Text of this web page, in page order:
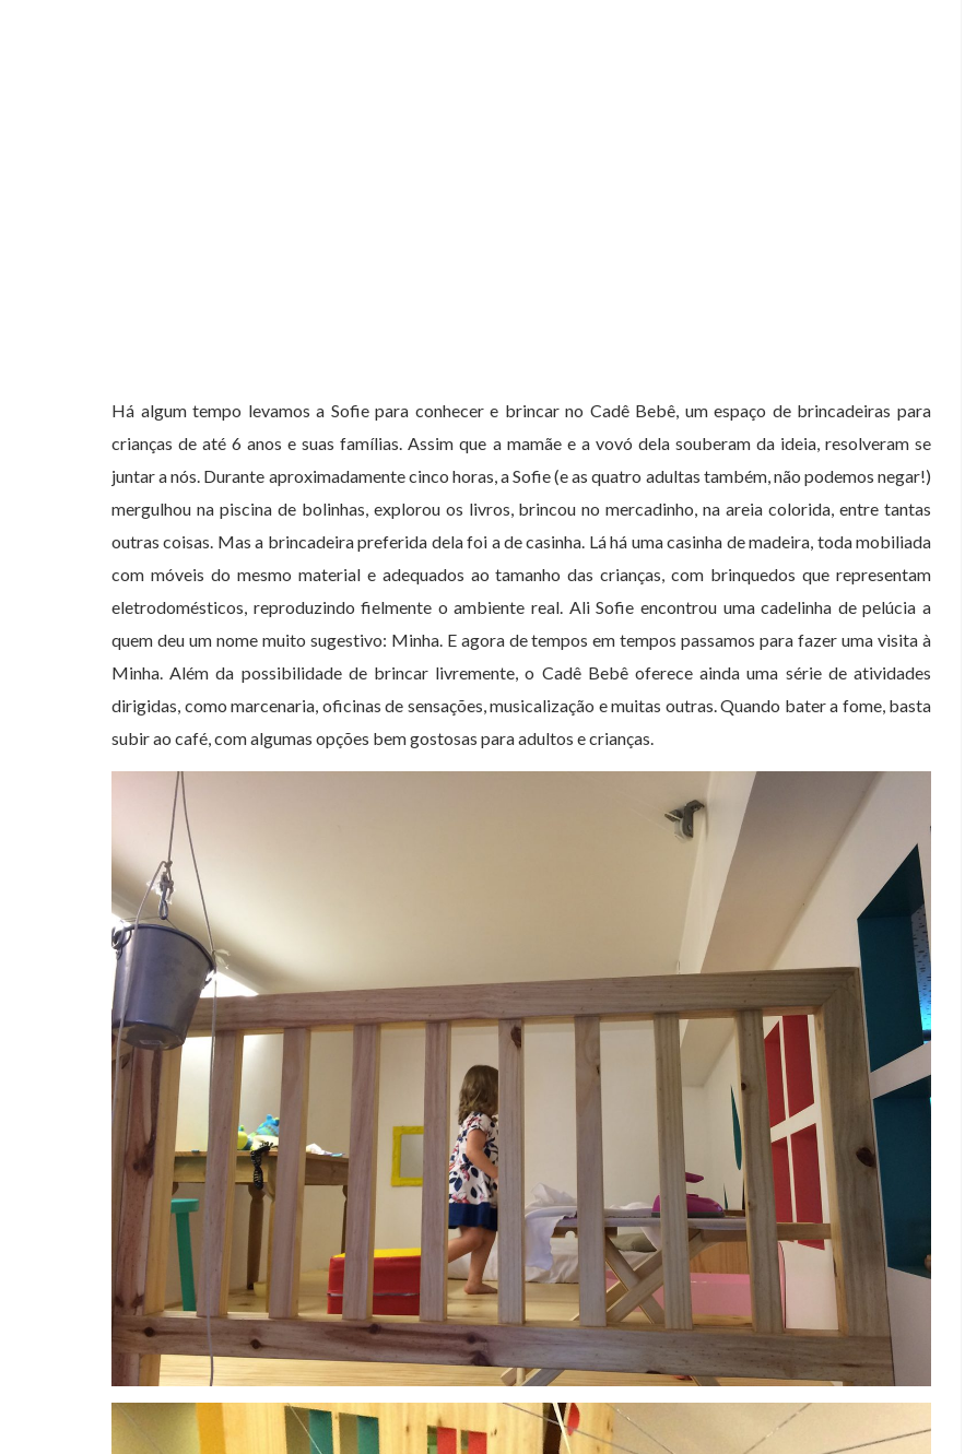
Há algum tempo levamos a Sofie para conhecer e brincar no Cadê Bebê, um espaço de brincadeiras para
crianças de até 6 anos e suas famílias. Assim que a mamãe e a vovó dela souberam da ideia, resolveram se
juntar a nós. Durante aproximadamente cinco horas, a Sofie (e as quatro adultas também, não podemos negar!)
mergulhou na piscina de bolinhas, explorou os livros, brincou no mercadinho, na areia colorida, entre tantas
outras coisas. Mas a brincadeira preferida dela foi a de casinha. Lá há uma casinha de madeira, toda mobiliada
com móveis do mesmo material e adequados ao tamanho das crianças, com brinquedos que representam
eletrodomésticos, reproduzindo fielmente o ambiente real. Ali Sofie encontrou uma cadelinha de pelúcia a
quem deu um nome muito sugestivo: Minha. E agora de tempos em tempos passamos para fazer uma visita à
Minha. Além da possibilidade de brincar livremente, o Cadê Bebê oferece ainda uma série de atividades
dirigidas, como marcenaria, oficinas de sensações, musicalização e muitas outras. Quando bater a fome, basta
subir ao café, com algumas opções bem gostosas para adultos e crianças.